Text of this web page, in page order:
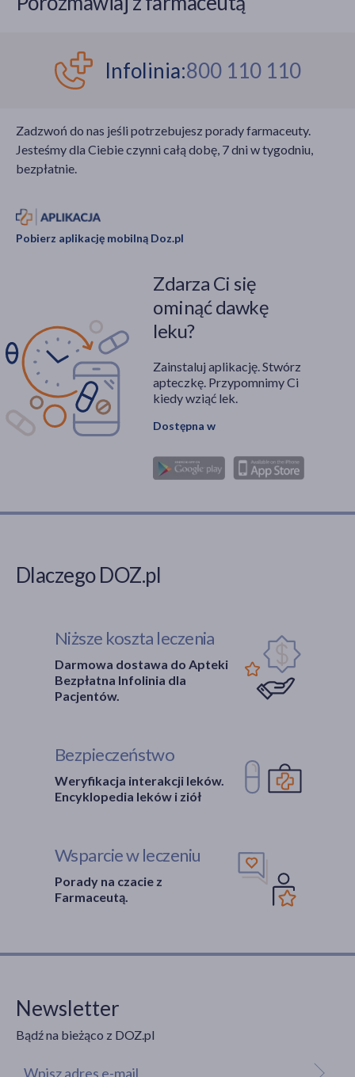
Infolinia:800 110 110
Zadzwoń do nas jeśli potrzebujesz porady farmaceuty.
Jesteśmy dla Ciebie czynni całą dobę, 7 dni w tygodniu,
bezpłatnie.
Pobierz aplikację mobilną Doz.pl
Zdarza Ci się
ominąć dawkę
leku?
Zainstaluj aplikację. Stwórz
apteczkę. Przypomnimy Ci
kiedy wziąć lek.
Dostępna w
Dlaczego DOZ.pl
Niższe koszta leczenia
Darmowa dostawa do Apteki
Bezpłatna Infolinia dla
Pacjentów.
Bezpieczeństwo
Weryfikacja interakcji leków.
Encyklopedia leków i ziół
Wsparcie w leczeniu
Porady na czacie z
Farmaceutą.
Newsletter
Bądź na bieżąco z DOZ.pl